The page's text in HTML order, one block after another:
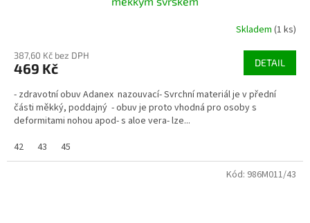
Skladem (1 ks)
387,60 Kč bez DPH
469 Kč DETAIL
- zdravotní obuv Adanex nazouvací- Svrchní materiál je v přední
části měkký, poddajný - obuv je proto vhodná pro osoby s
deformitami nohou apod- s aloe vera- lze...
42
43 45
Kód: 986M011/43